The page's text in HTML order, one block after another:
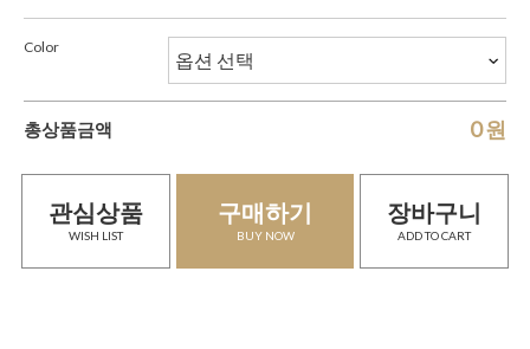
Color
총상품금액 0원
관심상품
WISH LIST
구매하기
BUY NOW
장바구니
ADD TO CART